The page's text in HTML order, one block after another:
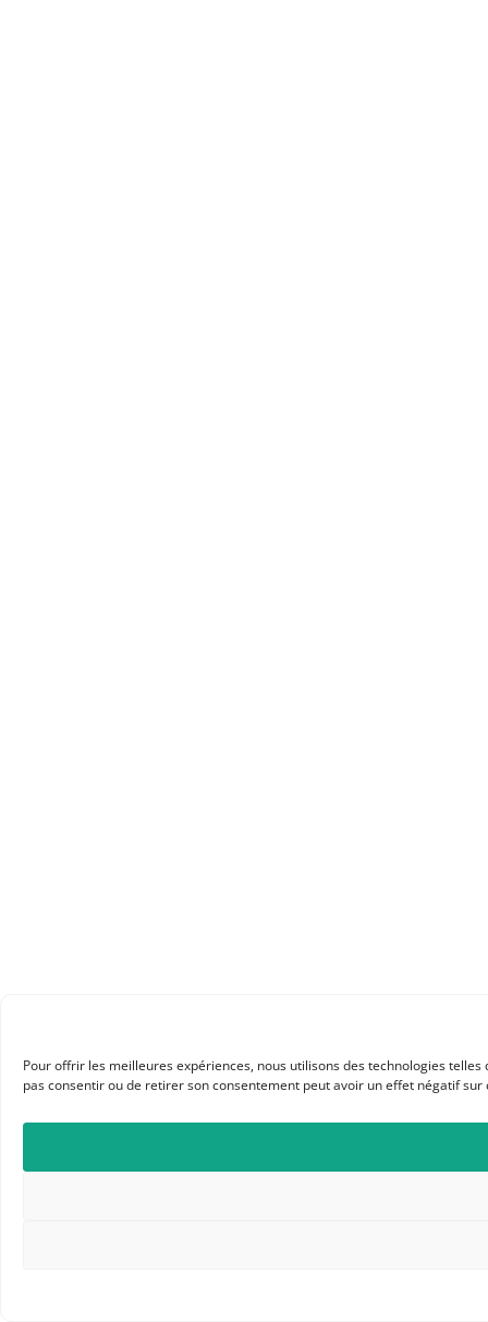
Pour offrir les meilleures expériences, nous utilisons des technologies
pas consentir ou de retirer son consentement peut avoir un effet négatif